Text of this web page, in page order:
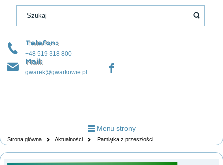
Telefon:
+48 519 318 800
Mail:
gwarek@gwarkowie.pl
Menu strony
Strona główna Aktualności Pamiątka z przeszłości